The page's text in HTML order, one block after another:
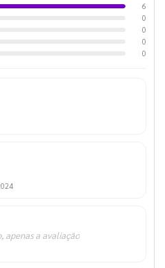
6
0
0
0
0
apenas a avaliação